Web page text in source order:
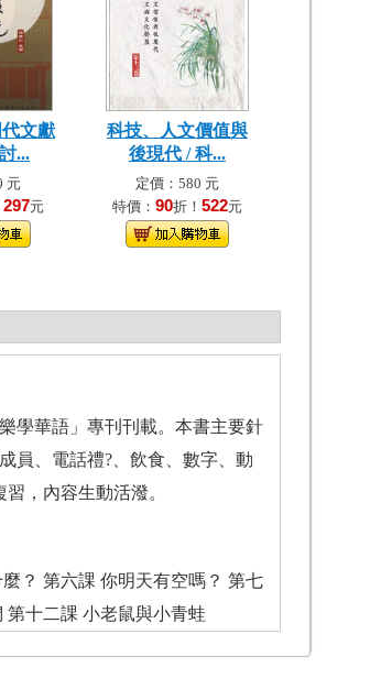
文獻
...
元
297元
科技、人文價值與
後現代 / 科...
定價：580 元
特價： 90折！ 522元
學華語」專刊刊載。本書主要針
員、電話禮?、飲食、數字、動
，內容生動活潑。
？ 第六課 你明天有空嗎？ 第七
第十二課 小老鼠與小青蛙